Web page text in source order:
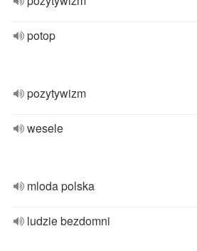
potop
pozytywizm
wesele
mloda polska
ludzie bezdomni